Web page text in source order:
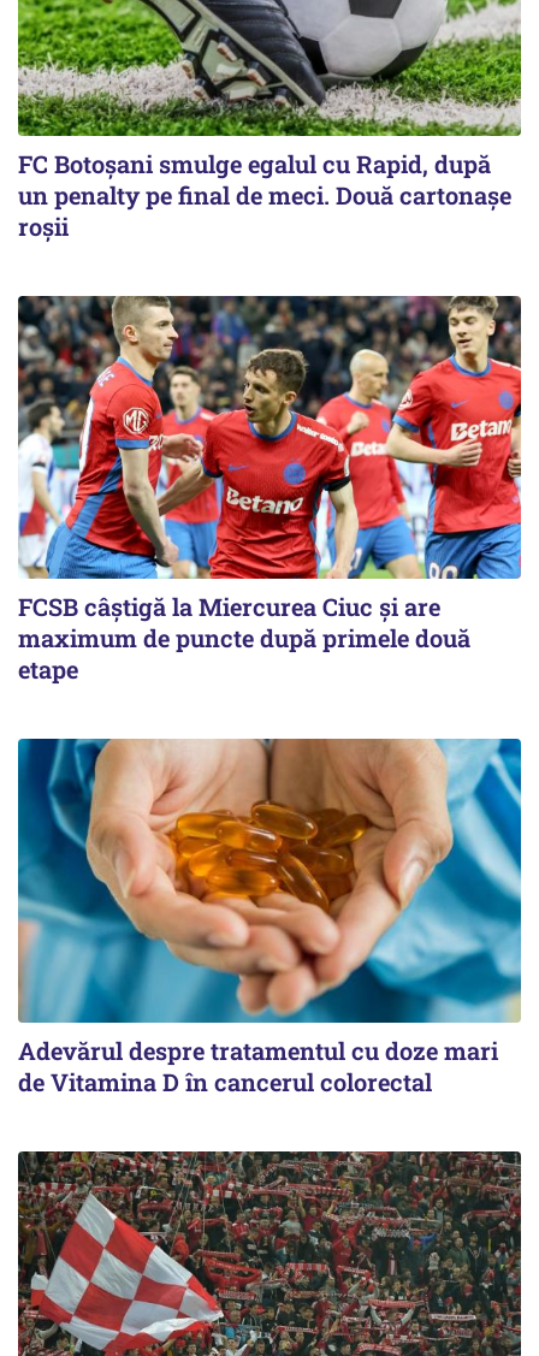
FC Botoşani smulge egalul cu Rapid, după
un penalty pe final de meci. Două cartonaşe
roşii
FCSB câştigă la Miercurea Ciuc şi are
maximum de puncte după primele două
etape
Adevărul despre tratamentul cu doze mari
de Vitamina D în cancerul colorectal